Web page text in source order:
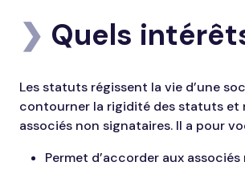
❯ Quels
Les statuts régissent la vie d’une
contourner la rigidité des statuts et
associés non signataires. Il a pour
Permet d’accorder aux